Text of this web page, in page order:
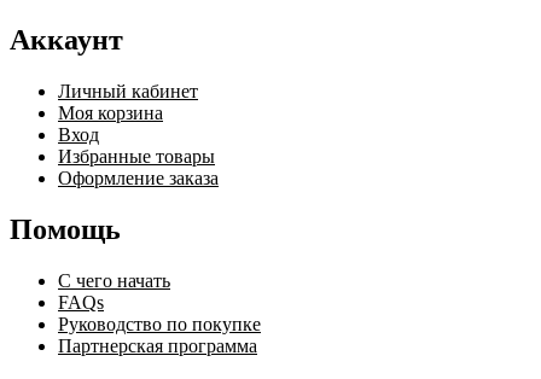
Аккаунт
Личный кабинет
Моя корзина
Вход
Избранные товары
Оформление заказа
Помощь
С чего начать
FAQs
Руководство по покупке
Партнерская программа